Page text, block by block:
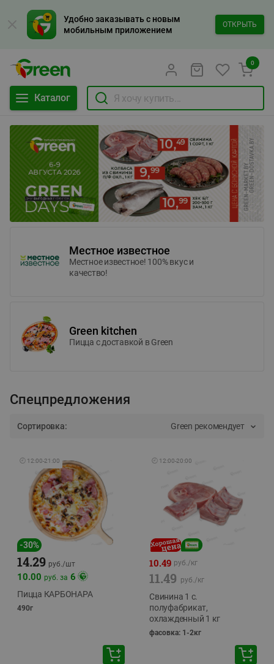
Удобно заказывать с новым
мобильным приложением
ОТКРЫТЬ
Каталог
0
Местное известное
Местное известное! 100% вкус и
качество!
Green kitchen
Пицца c доставкой в Green
Спецпредложения
Сортировка: Green рекомендует
🕘 12:00-21:00
-30%
14.29 руб./шт
10.00 руб. за 6
Пицца КАРБОНАРА
490г
🕘 12:00-20:00
10.49 руб./кг
11.49 руб./кг
Свинина 1 с.
полуфабрикат,
охлажденный 1 кг
фасовка: 1-2кг